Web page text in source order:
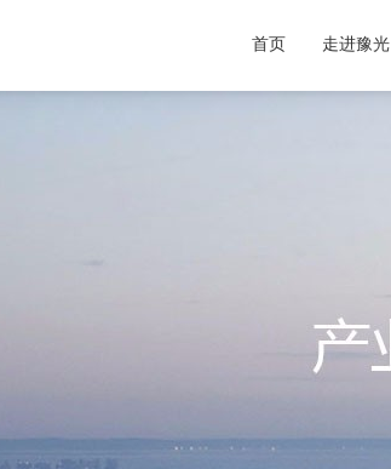
首页 走进豫光